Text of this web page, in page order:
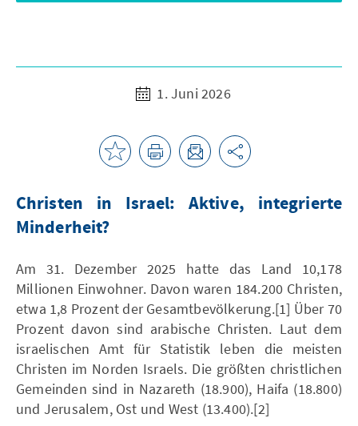
1. Juni 2026
Christen in Israel: Aktive, integrierte
Minderheit?
Am 31. Dezember 2025 hatte das Land 10,178
Millionen Einwohner. Davon waren 184.200 Christen,
etwa 1,8 Prozent der Gesamtbevölkerung.[1] Über 70
Prozent davon sind arabische Christen. Laut dem
israelischen Amt für Statistik leben die meisten
Christen im Norden Israels. Die größten christlichen
Gemeinden sind in Nazareth (18.900), Haifa (18.800)
und Jerusalem, Ost und West (13.400).[2]